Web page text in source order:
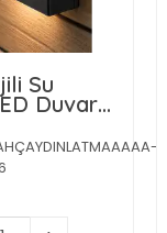
Su
Duvar
Nesil